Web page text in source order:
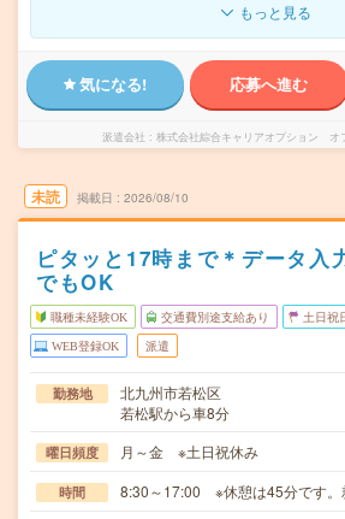
もっと見る
気になる! 応募へ進む
派遣会社 株式会社綜合キャリアオプション オ
未読 掲載日 2026/08/10
ピタッと17時まで＊データ入
でもOK
職種未経験OK 交通費別途支給あり 土日祝
WEB登録OK 派遣
勤務地
北九州市若松区
若松駅から車8分
曜日頻度 月～金 ※土日祝休み
時間 8:30～17:00 ※休憩は45分です。